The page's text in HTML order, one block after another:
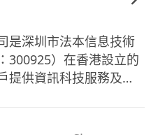
是深圳市法本信息技術
300925）在香港設立的
提供資訊科技服務及數